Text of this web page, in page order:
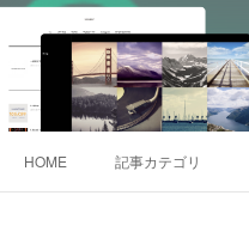
HOME 記事カテゴリ